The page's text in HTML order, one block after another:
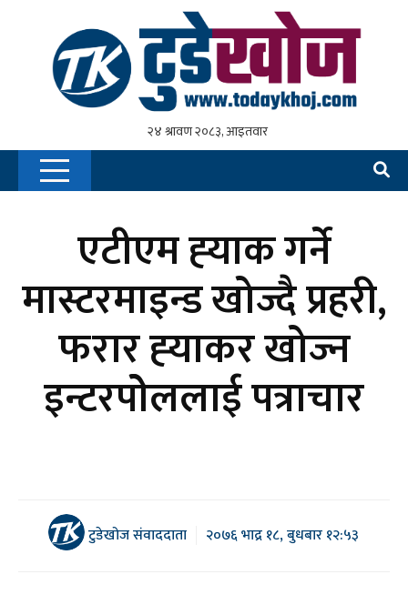
एटीएम ह्‍याक गर्ने
मास्टरमाइन्ड खोज्दै प्रहरी,
फरार ह्‍याकर खोज्‍न
इन्टरपोेललाई पत्राचार
टुडेखोज संवाददाता २०७६ भाद्र १८, बुधबार १२:५३